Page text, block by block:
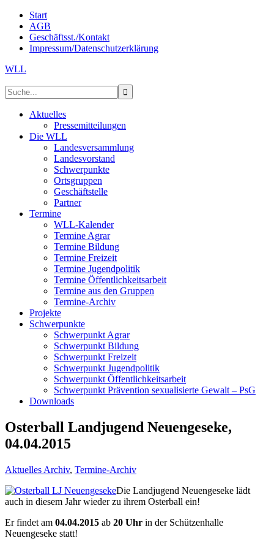
Start
AGB
Geschäftsst./Kontakt
Impressum/Datenschutzerklärung
WLL
Aktuelles
Pressemitteilungen
Die WLL
Landesversammlung
Landesvorstand
Schwerpunkte
Ortsgruppen
Geschäftstelle
Partner
Termine
WLL-Kalender
Termine Agrar
Termine Bildung
Termine Freizeit
Termine Jugendpolitik
Termine Öffentlichkeitsarbeit
Termine aus den Gruppen
Termine-Archiv
Projekte
Schwerpunkte
Schwerpunkt Agrar
Schwerpunkt Bildung
Schwerpunkt Freizeit
Schwerpunkt Jugendpolitik
Schwerpunkt Öffentlichkeitsarbeit
Schwerpunkt Prävention sexualisierte Gewalt – PsG
Downloads
Osterball Landjugend Neuengeseke,
04.04.2015
Aktuelles Archiv, Termine-Archiv
Die Landjugend Neuengeseke lädt
auch in diesem Jahr wieder zu ihrem Osterball ein!
Er findet am 04.04.2015 ab 20 Uhr in der Schützenhalle
Neuengeseke statt!